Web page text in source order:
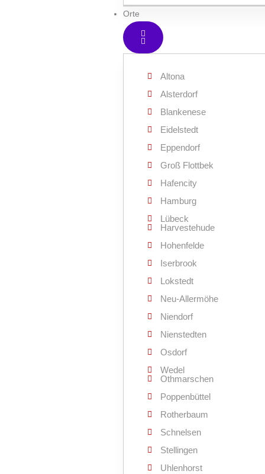
Orte
Altona
Alsterdorf
Blankenese
Eidelstedt
Eppendorf
Groß Flottbek
Hafencity
Hamburg
Lübeck
Harvestehude
Hohenfelde
Iserbrook
Lokstedt
Neu-Allermöhe
Niendorf
Nienstedten
Osdorf
Wedel
Othmarschen
Poppenbüttel
Rotherbaum
Schnelsen
Stellingen
Uhlenhorst